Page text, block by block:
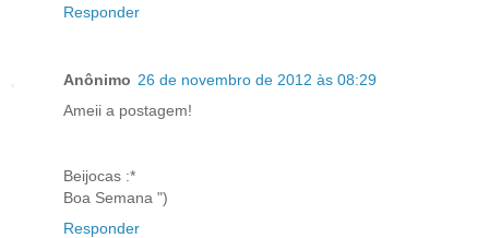
Responder
Anônimo 26 de novembro de 2012 às 08:29
Ameii a postagem!
Beijocas :*
Boa Semana ")
Responder